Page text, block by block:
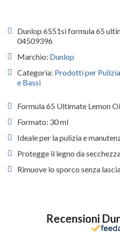
Dunlop 6551si formula 65
04509396
Marchio: Dunlop
Categoria: Prodotti per
e Bassi
Formula 65 Ultimate Lemon
Formato: 30 ml
Ideale per la pulizia e
Protegge il legno da
Rimuove lo sporco senza
Recensioni